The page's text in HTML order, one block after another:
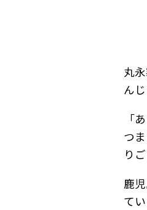
丸
ん
「
つ
り
鹿
て